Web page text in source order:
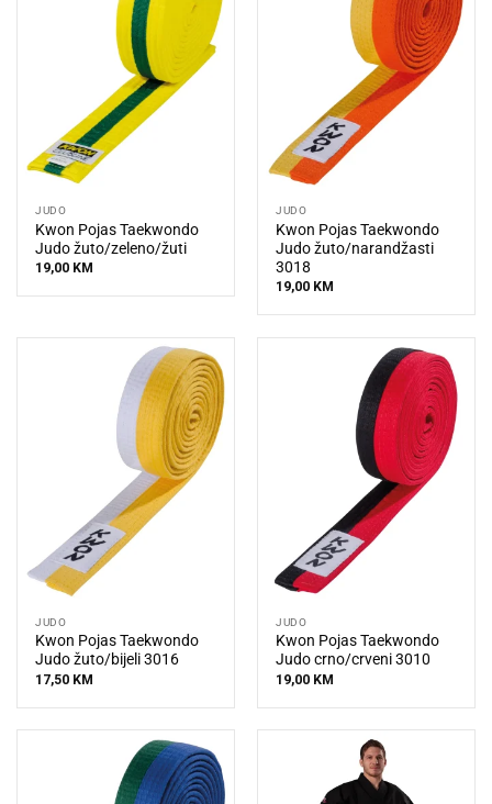
JUDO
Kwon Pojas Taekwondo
Judo žuto/zeleno/žuti
19,00 KM
JUDO
Kwon Pojas Taekwondo
Judo žuto/narandžasti
3018
19,00 KM
JUDO
Kwon Pojas Taekwondo
Judo žuto/bijeli 3016
17,50 KM
JUDO
Kwon Pojas Taekwondo
Judo crno/crveni 3010
19,00 KM